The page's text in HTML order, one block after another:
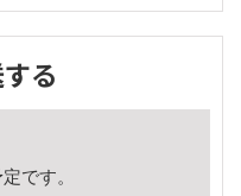
る
です。